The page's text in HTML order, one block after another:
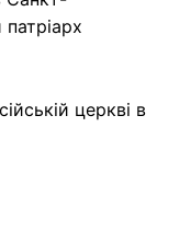
церкві в